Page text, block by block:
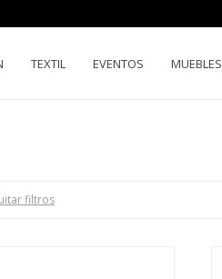
TEXTIL EVENTOS MUEBLES
filtros